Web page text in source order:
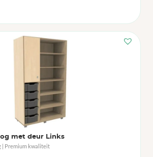
met deur Links
| Premium kwaliteit